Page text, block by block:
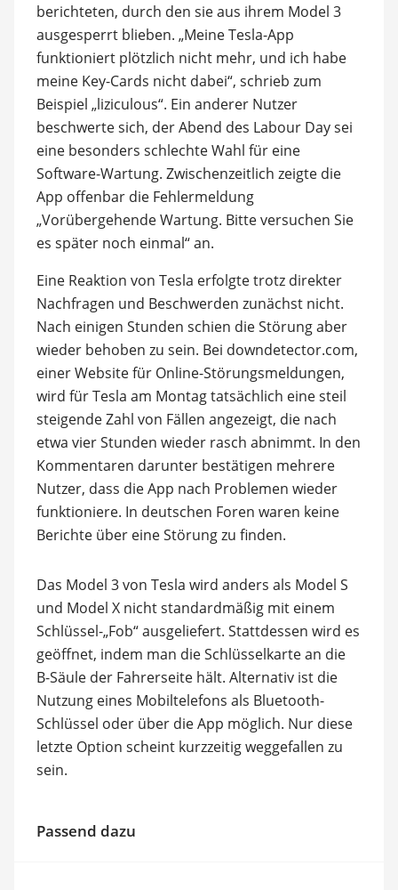
berichteten, durch den sie aus ihrem Model 3
ausgesperrt blieben. „Meine Tesla-App
funktioniert plötzlich nicht mehr, und ich habe
meine Key-Cards nicht dabei“, schrieb zum
Beispiel „liziculous“. Ein anderer Nutzer
beschwerte sich, der Abend des Labour Day sei
eine besonders schlechte Wahl für eine
Software-Wartung. Zwischenzeitlich zeigte die
App offenbar die Fehlermeldung
„Vorübergehende Wartung. Bitte versuchen Sie
es später noch einmal“ an.
Eine Reaktion von Tesla erfolgte trotz direkter
Nachfragen und Beschwerden zunächst nicht.
Nach einigen Stunden schien die Störung aber
wieder behoben zu sein. Bei downdetector.com,
einer Website für Online-Störungsmeldungen,
wird für Tesla am Montag tatsächlich eine steil
steigende Zahl von Fällen angezeigt, die nach
etwa vier Stunden wieder rasch abnimmt. In den
Kommentaren darunter bestätigen mehrere
Nutzer, dass die App nach Problemen wieder
funktioniere. In deutschen Foren waren keine
Berichte über eine Störung zu finden.
Das Model 3 von Tesla wird anders als Model S
und Model X nicht standardmäßig mit einem
Schlüssel-„Fob“ ausgeliefert. Stattdessen wird es
geöffnet, indem man die Schlüsselkarte an die
B-Säule der Fahrerseite hält. Alternativ ist die
Nutzung eines Mobiltelefons als Bluetooth-
Schlüssel oder über die App möglich. Nur diese
letzte Option scheint kurzzeitig weggefallen zu
sein.
Passend dazu